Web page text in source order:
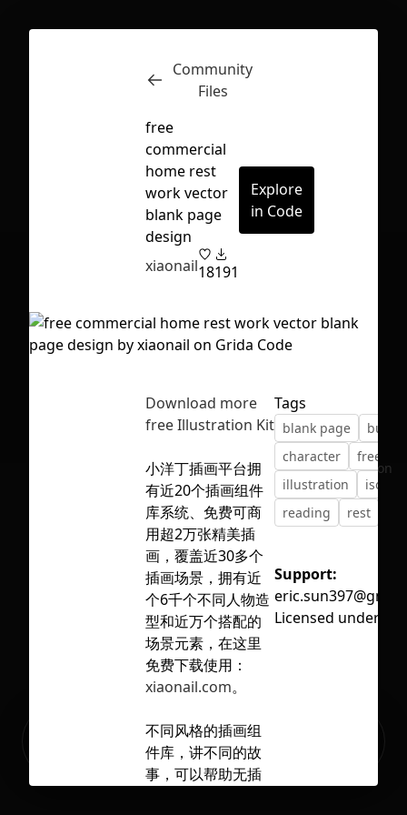
depending on your file size.
Inspect
No selection
Ready to build your Apps with
Community
Files
free
commercial
home rest
work vector
blank page
design
xiaonail18191
Explore
in Code
Download more
free Illustration Kit
小洋丁插画平台拥
有近20个插画组件
库系统、免费可商
用超2万张精美插
画，覆盖近30多个
插画场景，拥有近
个6千个不同人物造
型和近万个搭配的
场景元素，在这里
免费下载使用：
xiaonail.com。
不同风格的插画组
件库，讲不同的故
事，可以帮助无插
Tags
blank page
character
free
illustration
reading
rest
Support:
Licensed under